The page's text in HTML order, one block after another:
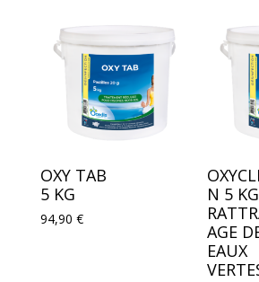
OXY TAB
5 KG
94,90 €
N 5
AGE
EAUX